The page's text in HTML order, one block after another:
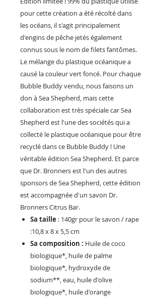
pour cette création a été récolté dans
les océans, il s'agit principalement
d'engins de pêche jetés également
connus sous le nom de filets fantômes.
Le mélange du plastique océanique a
causé la couleur vert foncé. Pour chaque
Bubble Buddy vendu, nous faisons un
don à Sea Shepherd, mais cette
collaboration est très spéciale car Sea
Shepherd est l'une des sociétés qui a
collecté le plastique océanique pour être
recyclé dans ce Bubble Buddy ! Une
véritable édition Sea Shepherd. Et parce
que Dr. Bronners est l'un des autres
sponsors de Sea Shepherd, cette édition
est accompagnée d'un savon Dr.
Bronners Citrus Bar.
Sa taille : 140gr pour le savon / rape
:10,8 x 8 x 5,5 cm
Sa composition : Huile de coco
biologique*, huile de palme
biologique*, hydroxyde de
sodium**, eau, huile d'olive
biologique*, huile d'orange